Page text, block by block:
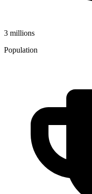
3 millions
Population